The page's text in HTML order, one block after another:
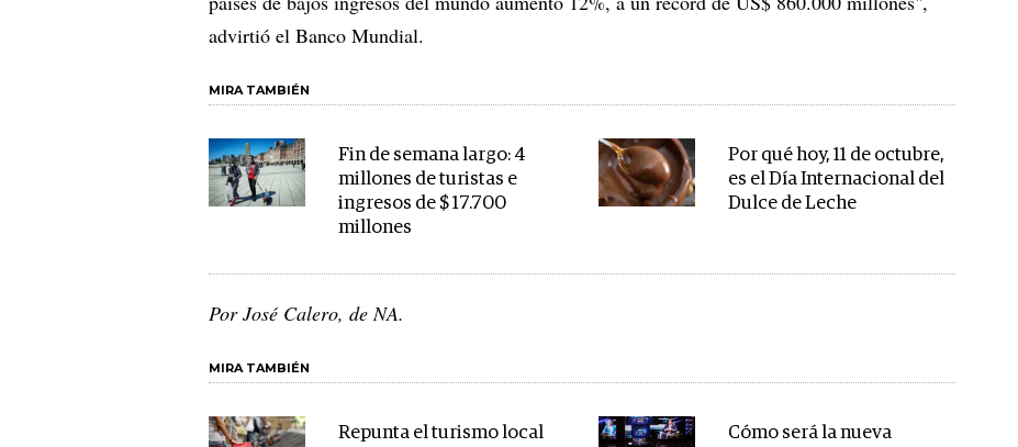
advirtió el Banco Mundial.
MIRA TAMBIÉN
Fin de semana largo: 4
millones de turistas e
ingresos de $ 17.700
millones
Por qué hoy, 11 de octubre,
es el Día Internacional del
Dulce de Leche
Por José Calero, de NA.
MIRA TAMBIÉN
Repunta el turismo local
Cómo será la nueva